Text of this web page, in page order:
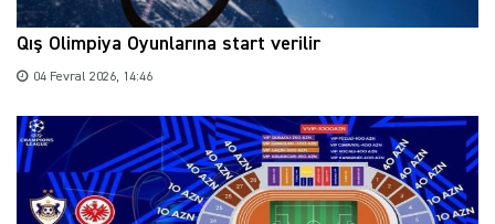
Qış Olimpiya Oyunlarına start verilir
04 Fevral 2026, 14:46